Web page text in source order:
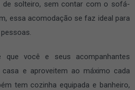
de solteiro, sem contar com o sofá-
essa acomodação se faz ideal para
você e seus acompanhantes
e aproveitem ao máximo cada
tem cozinha equipada e banheiro,